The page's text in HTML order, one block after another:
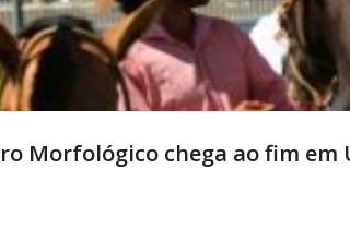
Morfológico chega ao fim em